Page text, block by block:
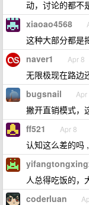
动，讨论的都不
xiaoao4568
这种大部分都是
naver1 Apr 8
无限极现在路边
bugsnail Apr
撇开直销模式，
ff521 Apr 8
认知这么差的吗
人总得吃饭的，
coderluan